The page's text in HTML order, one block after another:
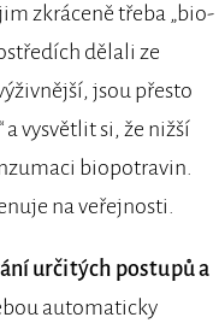
zkráceně třeba „bio-
dělali ze
jsou přesto
a vysvětlit si, že nižší
biopotravin.
na veřejnosti.
určitých postupů a
automaticky